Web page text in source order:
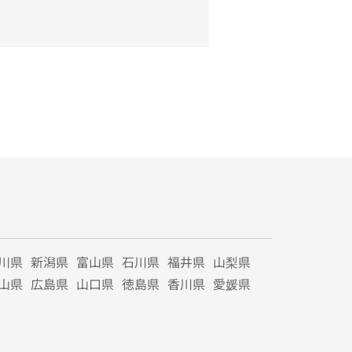
県 新潟県 富山県 石川県 福井県 山梨県
県 広島県 山口県 徳島県 香川県 愛媛県